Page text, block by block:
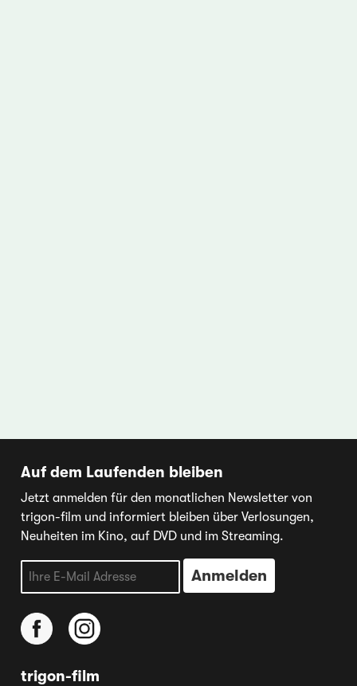
Auf dem Laufenden bleiben
Jetzt anmelden für den monatlichen Newsletter von
trigon-film und informiert bleiben über Verlosungen,
Neuheiten im Kino, auf DVD und im Streaming.
trigon-film